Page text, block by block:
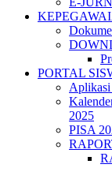
PORTAL
2025
PISA